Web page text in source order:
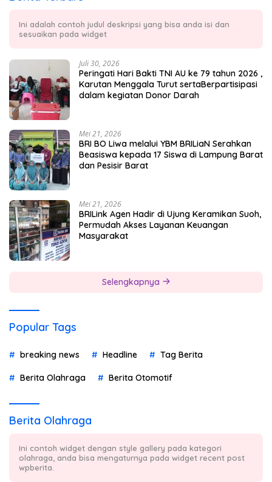
Ini adalah contoh judul deskripsi yang bisa anda isi dan
sesuaikan pada widget
Juli 30, 2026
Peringati Hari Bakti TNI AU ke 79 tahun 2026 ,
Karutan Menggala Turut sertaBerpartisipasi
dalam kegiatan Donor Darah
Mei 21, 2026
BRI BO Liwa melalui YBM BRILiaN Serahkan
Beasiswa kepada 17 Siswa di Lampung Barat
dan Pesisir Barat
Mei 21, 2026
BRILink Agen Hadir di Ujung Keramikan Suoh,
Permudah Akses Layanan Keuangan
Masyarakat
Selengkapnya
Popular Tags
breaking news Headline Tag Berita
Berita Olahraga Berita Otomotif
Berita Olahraga
Ini contoh widget dengan style gallery pada kategori
olahraga, anda bisa mengaturnya pada widget recent post
wpberita.